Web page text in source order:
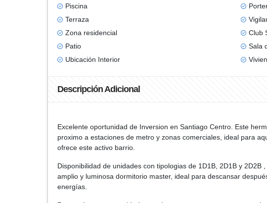
Piscina
Terraza
Zona residencial
Club
Patio
Sala
Ubicación Interior
Descripción Adicional
Excelente oportunidad de Inversion en Santiago Centro. Este
proximo a estaciones de metro y zonas comerciales, ideal para
ofrece este activo barrio.
Disponibilidad de unidades con tipologias de 1D1B, 2D1B y
amplio y luminosa dormitorio master, ideal para descansar
energías.